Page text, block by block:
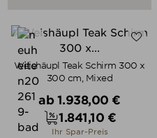
Weishäupl Teak Schirm 300 x
300 cm, Mixed
Verkaufspreis
ab 1.938,00 €
Preis
1.841,10 €
Ihr Spar-Preis